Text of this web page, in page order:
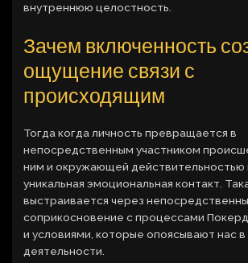
внутреннюю целостность.
Зачем включенность
ощущение связи с
происходящим
Тогда когда личность превращается в
непосредственным участником
ним и окружающей действительностью
уникальная эмоциональная контакт.
выстраивается через
соприкосновение с процессами
и условиями, которые опоясывают нас
деятельности.